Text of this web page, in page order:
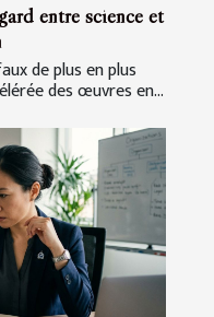
entre science et
de plus en plus
des œuvres en...